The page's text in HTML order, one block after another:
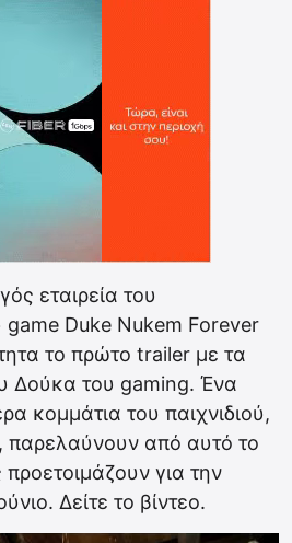
εταιρεία του
Duke Nukem Forever
το πρώτο trailer με τα
Δούκα του gaming. Ένα
κομμάτια του παιχνιδιού,
παρελαύνουν από αυτό το
για την
Δείτε το βίντεο.